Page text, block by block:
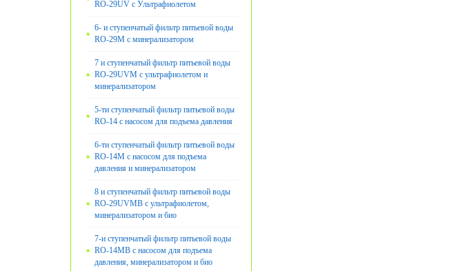
RO-29UV с Ультрафиолетом
6- и ступенчатый фильтр питьевой воды
RO-29М с минерализатором
7 и ступенчатый фильтр питьевой воды
RO-29UVM с ультрафиолетом и
минерализатором
5-ти ступенчатый фильтр питьевой воды
RO-14 с насосом для подъема давления
6-ти ступенчатый фильтр питьевой воды
RO-14M с насосом для подъема
давления и минерализатором
8 и ступенчатый фильтр питьевой воды
RO-29UVMB с ультрафиолетом,
минерализатором и био
7-и ступенчатый фильтр питьевой воды
RO-14MB с насосом для подъема
давления, минерализатором и био